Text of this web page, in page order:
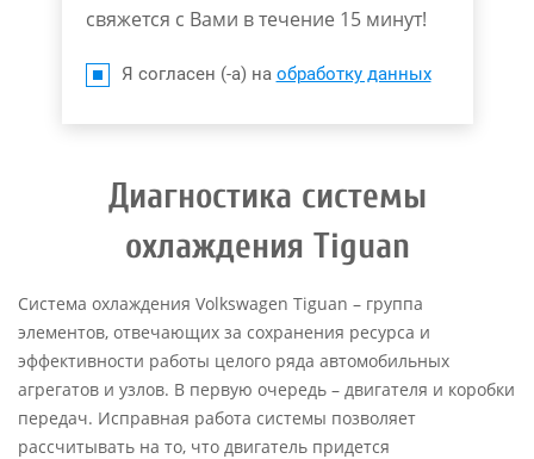
свяжется с Вами в течение 15 минут!
Я согласен (-а) на обработку данных
Диагностика системы
охлаждения Tiguan
Система охлаждения Volkswagen Tiguan – группа
элементов, отвечающих за сохранения ресурса и
эффективности работы целого ряда автомобильных
агрегатов и узлов. В первую очередь – двигателя и коробки
передач. Исправная работа системы позволяет
рассчитывать на то, что двигатель придется